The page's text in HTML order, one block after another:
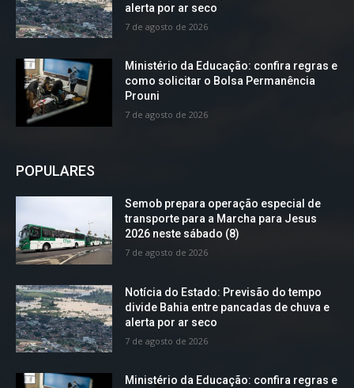
alerta por ar seco
7 de agosto de 2026
Ministério da Educação: confira regras e
como solicitar o Bolsa Permanência
Prouni
7 de agosto de 2026
POPULARES
Semob prepara operação especial de
transporte para a Marcha para Jesus
2026 neste sábado (8)
7 de agosto de 2026
Notícia do Estado: Previsão do tempo
divide Bahia entre pancadas de chuva e
alerta por ar seco
7 de agosto de 2026
Ministério da Educação: confira regras e